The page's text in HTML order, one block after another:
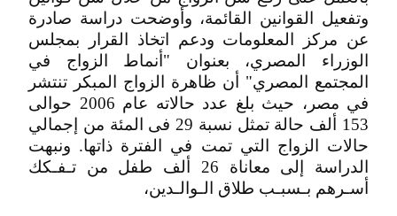
وتفعيل القوانين القائمة، وأوضحت دراسة صادرة
عن مركز المعلومات ودعم اتخاذ القرار بمجلس
الوزراء المصري، بعنوان "أنماط الزواج في
المجتمع المصري" أن ظاهرة الزواج المبكر تنتشر
في مصر، حيث بلغ عدد حالاته عام 2006 حوالى
153 ألف حالة تمثل نسبة 29 فى المئة من إجمالي
حالات الزواج التي تمت في الفترة ذاتها. ونبهت
الدراسة إلى معاناة 26 ألف طفل من تـفـكك
أسـرهم بـسبـب طلاق الـوالـدين،